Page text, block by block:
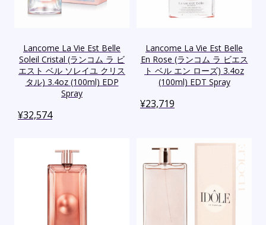
Lancome La Vie Est Belle
Soleil Cristal (ランコム ラ ビ
エスト ベル ソレイユ クリス
タル) 3.4oz (100ml) EDP
Spray
¥32,574
Lancome La Vie Est Belle
En Rose (ランコム ラ ビエス
ト ベル エン ローズ) 3.4oz
(100ml) EDT Spray
¥23,719